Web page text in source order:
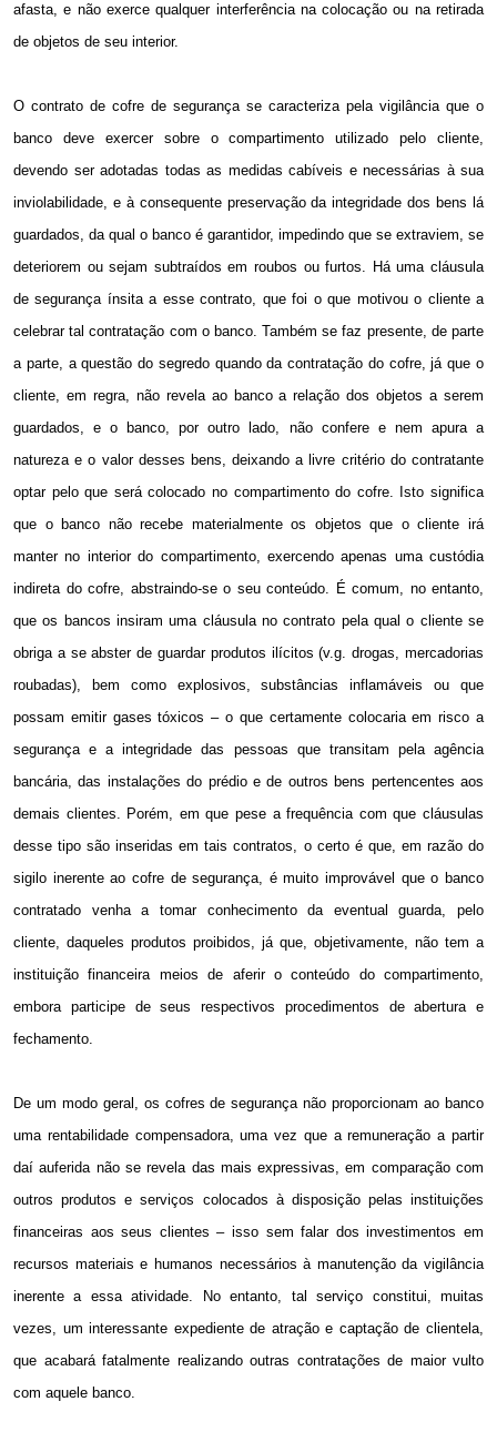
afasta, e não exerce qualquer interferência na colocação ou na retirada
de objetos de seu interior.
O contrato de cofre de segurança se caracteriza pela vigilância que o
banco deve exercer sobre o compartimento utilizado pelo cliente,
devendo ser adotadas todas as medidas cabíveis e necessárias à sua
inviolabilidade, e à consequente preservação da integridade dos bens lá
guardados, da qual o banco é garantidor, impedindo que se extraviem, se
deteriorem ou sejam subtraídos em roubos ou furtos. Há uma cláusula
de segurança ínsita a esse contrato, que foi o que motivou o cliente a
celebrar tal contratação com o banco. Também se faz presente, de parte
a parte, a questão do segredo quando da contratação do cofre, já que o
cliente, em regra, não revela ao banco a relação dos objetos a serem
guardados, e o banco, por outro lado, não confere e nem apura a
natureza e o valor desses bens, deixando a livre critério do contratante
optar pelo que será colocado no compartimento do cofre. Isto significa
que o banco não recebe materialmente os objetos que o cliente irá
manter no interior do compartimento, exercendo apenas uma custódia
indireta do cofre, abstraindo-se o seu conteúdo. É comum, no entanto,
que os bancos insiram uma cláusula no contrato pela qual o cliente se
obriga a se abster de guardar produtos ilícitos (v.g. drogas, mercadorias
roubadas), bem como explosivos, substâncias inflamáveis ou que
possam emitir gases tóxicos – o que certamente colocaria em risco a
segurança e a integridade das pessoas que transitam pela agência
bancária, das instalações do prédio e de outros bens pertencentes aos
demais clientes. Porém, em que pese a frequência com que cláusulas
desse tipo são inseridas em tais contratos, o certo é que, em razão do
sigilo inerente ao cofre de segurança, é muito improvável que o banco
contratado venha a tomar conhecimento da eventual guarda, pelo
cliente, daqueles produtos proibidos, já que, objetivamente, não tem a
instituição financeira meios de aferir o conteúdo do compartimento,
embora participe de seus respectivos procedimentos de abertura e
fechamento.
De um modo geral, os cofres de segurança não proporcionam ao banco
uma rentabilidade compensadora, uma vez que a remuneração a partir
daí auferida não se revela das mais expressivas, em comparação com
outros produtos e serviços colocados à disposição pelas instituições
financeiras aos seus clientes – isso sem falar dos investimentos em
recursos materiais e humanos necessários à manutenção da vigilância
inerente a essa atividade. No entanto, tal serviço constitui, muitas
vezes, um interessante expediente de atração e captação de clientela,
que acabará fatalmente realizando outras contratações de maior vulto
com aquele banco.